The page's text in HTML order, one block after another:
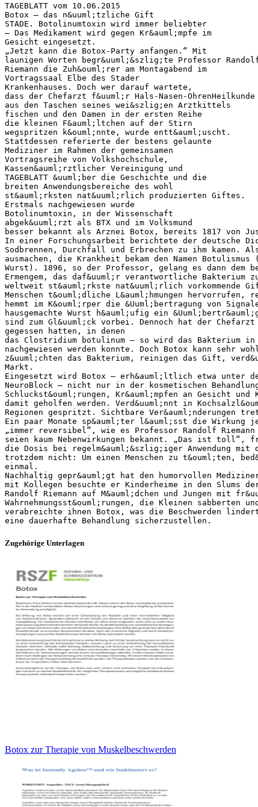
TAGEBLATT vom 10.06.2015
Botox – das n&uuml;tzliche Gift
STADE. Botolinumtoxin wird immer beliebter
– Das Medikament wird gegen Kr&auml;mpfe im
Gesicht eingesetzt.
„Jetzt kann die Botox-Party anfangen.“ Mit
launigen Worten begr&uuml;&szlig;te Professor
Riemann die Zuh&ouml;rer am Montagabend im
Vortragssaal Elbe des Stader
Krankenhauses. Doch wer darauf wartete,
dass der Chefarzt f&uuml;r Hals-Nasen-
aus den Taschen seines wei&szlig;en Arztkittels
fischen und den Damen in der ersten Reihe
die kleinen F&auml;ltchen auf der Stirn
wegspritzen k&ouml;nnte, wurde entt&auml;uscht.
Stattdessen referierte der bestens gelaunte
Mediziner im Rahmen der gemeinsamen
Vortragsreihe von Volkshochschule,
Kassen&auml;rztlicher Vereinigung und
TAGEBLATT &uuml;ber die Geschichte und die
breiten Anwendungsbereiche des wohl
st&auml;rksten nat&uuml;rlich produzierten Giftes.
Erstmals nachgewiesen wurde
Botolinumtoxin, in der Wissenschaft
abgek&uuml;rzt als BTX und im Volksmund
besser bekannt als Arznei Botox, bereits 1817 von
In einer Forschungsarbeit berichtete der deutsche
Sodbrennen, Durchfall und Erbrechen zu ihm kamen.
ausmachen, die Krankheit bekam den Namen
Wurst). 1896, so der Professor, gelang es dann dem
Ermengem, das daf&uuml;r verantwortliche
weltweit st&auml;rkste nat&uuml;rlich vorkommende
Menschen t&ouml;dliche L&auml;hmungen hervorrufen,
hemmt im K&ouml;rper die &Uuml;bertragung von
hausgemachte Wurst h&auml;ufig ein
sind zum Gl&uuml;ck vorbei. Dennoch hat der
gegessen hatten, in denen
das Clostridium botulinum – so wird das Bakterium in
nachgewiesen werden konnte. Doch Botox kann
z&uuml;chten das Bakterium, reinigen das Gift,
Markt.
Eingesetzt wird Botox – erh&auml;ltlich etwa unter
NeuroBlock – nicht nur in der kosmetischen
Schluckst&ouml;rungen, Kr&auml;mpfen an Gesicht
damit geholfen werden. Verd&uuml;nnt in
Regionen gespritzt. Sichtbare Ver&auml;nderungen
Ein paar Monate sp&auml;ter l&auml;sst die
„immer reversibel“, wie es Professor Randolf
seien kaum Nebenwirkungen bekannt. „Das ist toll“,
die Dosis bei regelm&auml;&szlig;iger Anwendung
trotzdem nicht: Um einen Menschen zu t&ouml;ten,
einmal.
Nachhaltig gepr&auml;gt hat den humorvollen
mit Kollegen besuchte er Kinderheime in den Slums
Randolf Riemann auf M&auml;dchen und Jungen mit
Wahrnehmungsst&ouml;rungen, die Kleinen sabberten
verabreichte ihnen Botox, was die Beschwerden
Zugehörige Unterlagen
Botox zur Therapie von Muskelbeschwerden